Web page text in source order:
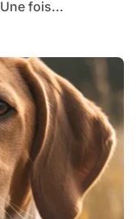
fois...